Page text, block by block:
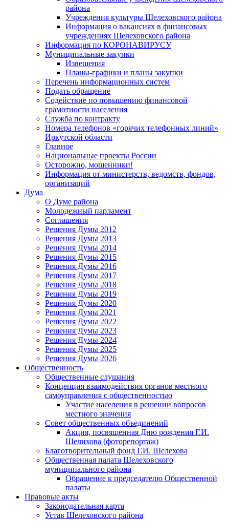
района
Учреждения культуры Шелеховского района
Информация о вакансиях в финансовых
учреждениях Шелеховского района
Информация по КОРОНАВИРУСУ
Муниципальные закупки
Извещения
Планы-графики и планы закупки
Перечень информационных систем
Подать обращение
Содействие по повышению финансовой
грамотности населения
Служба по контракту
Номера телефонов «горячих телефонных линий»
Иркутской области
Главное
Национальные проекты России
Осторожно, мошенники!
Информация от министерств, ведомств, фондов,
организаций
Дума
О Думе района
Молодежный парламент
Соглашения
Решения Думы 2012
Решения Думы 2013
Решения Думы 2014
Решения Думы 2015
Решения Думы 2016
Решения Думы 2017
Решения Думы 2018
Решения Думы 2019
Решения Думы 2020
Решения Думы 2021
Решения Думы 2022
Решения Думы 2023
Решения Думы 2024
Решения Думы 2025
Решения Думы 2026
Общественность
Общественные слушания
Концепция взаимодействия органов местного
самоуправления с общественностью
Участие населения в решении вопросов
местного значения
Совет общественных объединений
Акция, посвященная Дню рождения Г.И.
Шелихова (фоторепортаж)
Благотворительный фонд Г.И. Шелехова
Общественная палата Шелеховского
муниципального района
Обращение к председателю Общественной
палаты
Правовые акты
Законодательная карта
Устав Шелеховского района